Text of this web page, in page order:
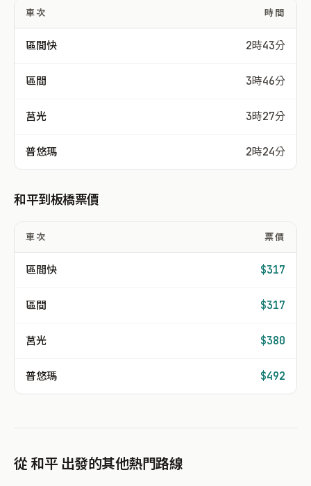
車次 時間
區間快 2時43分
區間 3時46分
莒光 3時27分
普悠瑪 2時24分
和平到板橋票價
車次 票價
區間快 $317
區間 $317
莒光 $380
普悠瑪 $492
從 和平 出發的其他熱門路線